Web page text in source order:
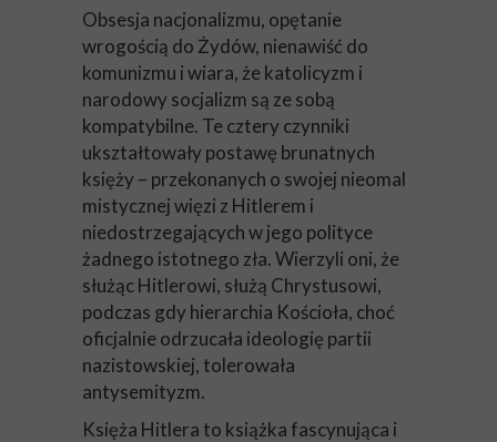
Obsesja nacjonalizmu, opętanie
wrogością do Żydów, nienawiść do
komunizmu i wiara, że katolicyzm i
narodowy socjalizm są ze sobą
kompatybilne. Te cztery czynniki
ukształtowały postawę brunatnych
księży – przekonanych o swojej nieomal
mistycznej więzi z Hitlerem i
niedostrzegających w jego polityce
żadnego istotnego zła. Wierzyli oni, że
służąc Hitlerowi, służą Chrystusowi,
podczas gdy hierarchia Kościoła, choć
oficjalnie odrzucała ideologię partii
nazistowskiej, tolerowała
antysemityzm.
Księża Hitlera to książka fascynująca i